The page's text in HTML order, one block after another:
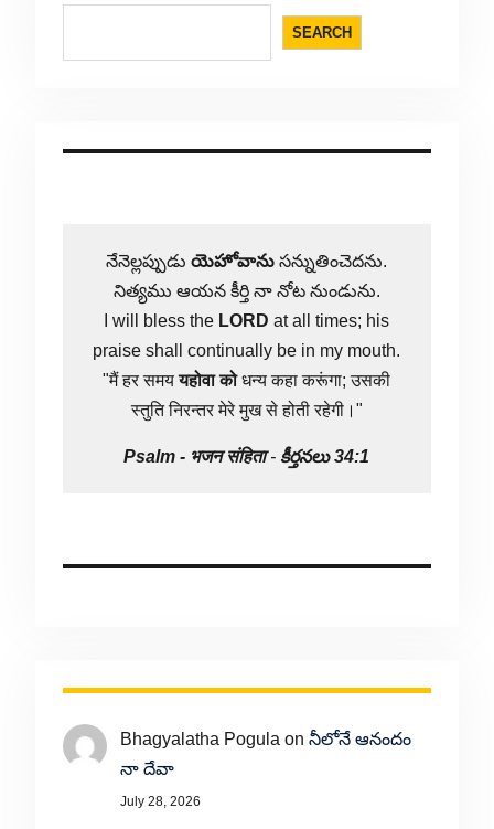
SEARCH
నేనెల్లప్పుడుయెహోవాను సన్నుతించెదను.
నిత్యము ఆయన కీర్తి నా నోట నుండును.
I will bless the LORD at all times; his
praise shall continually be in my mouth.
"मैं हर समययहोवा कोधन्य कहा करूंगा; उसकी
स्तुति निरन्तर मेरे मुख से होती रहेगी।"
Psalm - भजन संहिता- కీర్తనలు 34:1
Bhagyalatha Pogula on నీలోనే ఆనందం
నా దేవా
July 28, 2026